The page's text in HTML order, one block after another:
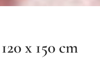
x 150 cm